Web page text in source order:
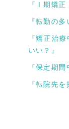
『Ⅰ期矯正
『転勤の
『矯正治
いい？』
『保定期
『転院先